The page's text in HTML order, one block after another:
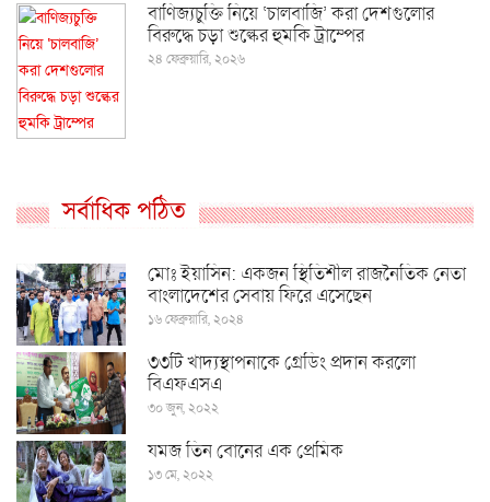
বাণিজ্যচুক্তি নিয়ে ‘চালবাজি’ করা দেশগুলোর
বিরুদ্ধে চড়া শুল্কের হুমকি ট্রাম্পের
২৪ ফেব্রুয়ারি, ২০২৬
সর্বাধিক পঠিত
মোঃ ইয়াসিন: একজন স্থিতিশীল রাজনৈতিক নেতা
বাংলাদেশের সেবায় ফিরে এসেছেন
১৬ ফেব্রুয়ারি, ২০২৪
৩৩টি খাদ্যস্থাপনাকে গ্রেডিং প্রদান করলো
বিএফএসএ
৩০ জুন, ২০২২
যমজ তিন বোনের এক প্রেমিক
১৩ মে, ২০২২